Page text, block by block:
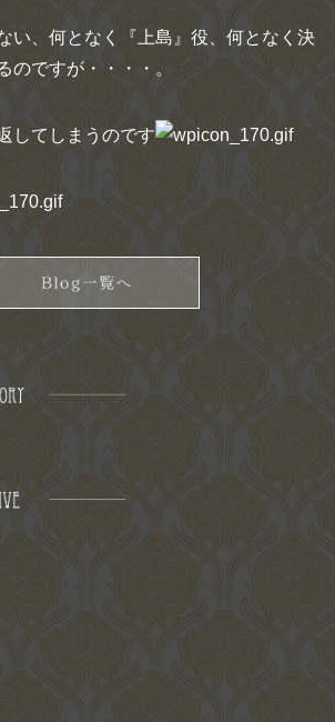
い、何となく『上島』役、何となく決
のですが・・・・。
してしまうのです